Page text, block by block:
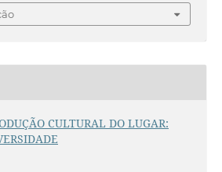
CULTURAL DO LUGAR: